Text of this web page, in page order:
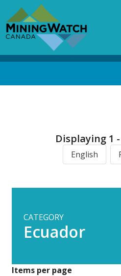
main
content
Displaying 1
English
CATEGORY
Ecuador
Items per page